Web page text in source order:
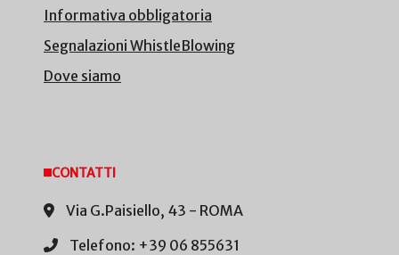
Informativa obbligatoria
Segnalazioni WhistleBlowing
Dove siamo
CONTATTI
Via G.Paisiello, 43 - ROMA
Telefono: +39 06 855631